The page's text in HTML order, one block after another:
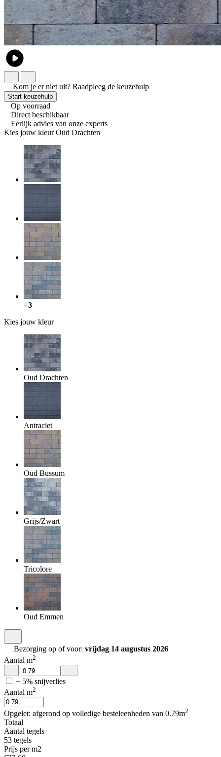
Kom je er niet uit? Raadpleeg de keuzehulp
Start keuzehulp
Op voorraad
Direct beschikbaar
Eerlijk advies van onze experts
Kies jouw kleur Oud Drachten
+3
Kies jouw kleur
Oud Drachten
Antraciet
Oud Bussum
Grijs/Zwart
Tricolore
Oud Emmen
Bezorging op of voor: vrijdag 14 augustus 2026
Aantal m2
+ 5% snijverlies
Aantal m2
Opgelet: afgerond op volledige besteleenheden van 0.79m2
Totaal
Aantal tegels
53 tegels
Prijs per m2